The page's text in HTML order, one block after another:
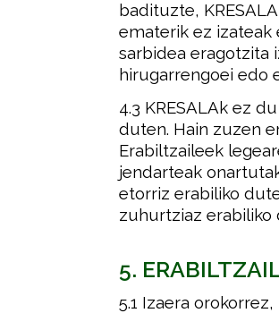
badituzte,
ematerik ez izateak
sarbidea eragotzita
hirugarrengoei edo
4.3 KRESALAk ez
duten. Hain zuzen
Erabiltzaileek
jendarteak
etorriz erabiliko
zuhurtziaz erabiliko
5.
5.1 Izaera